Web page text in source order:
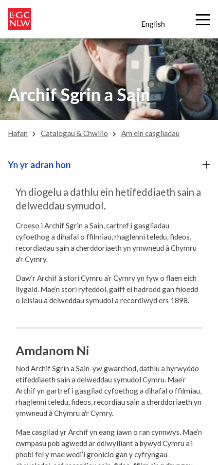
English
Archif Sgrin a Sain
Hafan Catalogau & Chwilio Am ein casgliadau
Yn diogelu a dathlu ein hetifeddiaeth sain a
delweddau symudol.
Croeso i Archif Sgrin a Sain, cartref i gasgliadau
cyfoethog a dihafal o ffilmiau, rhaglenni teledu, fideos,
recordiadau sain a cherddoriaeth yn ymwneud â Chymru
a'r Cymry.
Daw’r Archif â stori Cymru a’r Cymry yn fyw o flaen eich
llygaid. Mae’n stori ryfeddol, gaiff ei hadrodd gan filoedd
o leisiau a delweddau symudol a recordiwyd ers 1898.
Amdanom Ni
Nod Archif Sgrin a Sain yw gwarchod, dathlu a hyrwyddo
etifeddiaeth sain a delweddau symudol Cymru. Mae’r
Archif yn gartref i gasgliad cyfoethog a dihafal o ffilmiau,
rhaglenni teledu, fideos, recordiau sain a cherddoriaeth yn
ymwneud â Chymru a'r Cymry.
Mae casgliad yr Archif yn eang iawn o ran cynnwys. Mae’n
cwmpasu pob agwedd ar ddiwylliant a bywyd Cymru a’i
phobl fel y mae wedi’i groniclo gan y cyfryngau
Yn yr adran hon